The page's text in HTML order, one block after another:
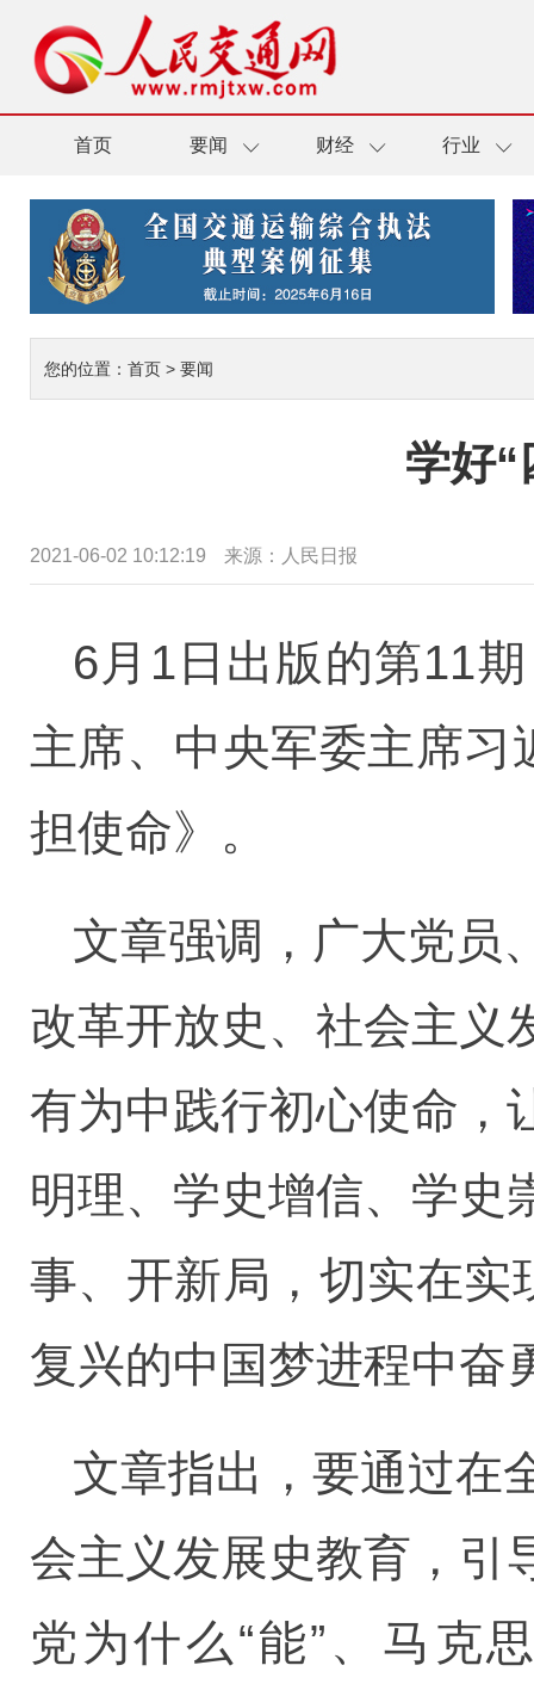
首页 要闻 财经 行业
您的位置： 首页 > 要闻
学好“
2021-06-02 10:12:19 来源：人民日报
6月1日出版的第11
主席、中央军委主席习
担使命》。
文章强调，广大党员
改革开放史、社会主义
有为中践行初心使命，
明理、学史增信、学史
事、开新局，切实在实
复兴的中国梦进程中奋
文章指出，要通过在
会主义发展史教育，引
党为什么“能”、马克